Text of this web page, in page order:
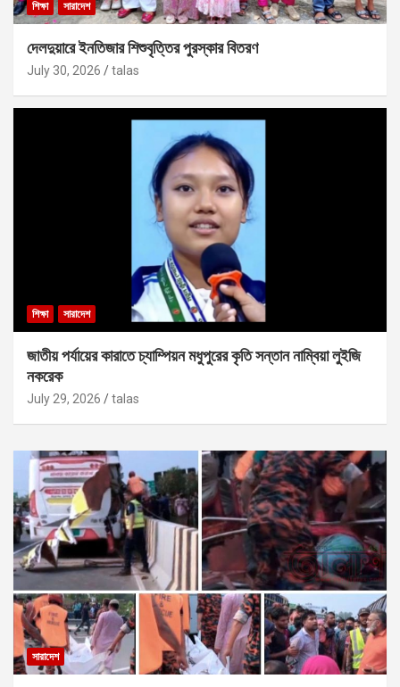
শিক্ষা সারাদেশ
দেলদুয়ারে ইনতিজার শিশুবৃত্তির পুরস্কার বিতরণ
July 30, 2026 talas
শিক্ষা সারাদেশ
জাতীয় পর্যায়ের কারাতে চ্যাম্পিয়ন মধুপুরের কৃতি সন্তান নাম্বিয়া লুইজি
নকরেক
July 29, 2026 talas
সারাদেশ